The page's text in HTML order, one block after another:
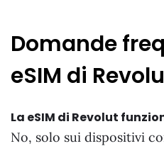
Domande
eSIM di
La eSIM di Revolut
No, solo sui dispositivi